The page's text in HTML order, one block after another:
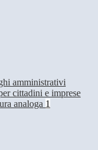
amministrativi
cittadini e imprese
analoga 1